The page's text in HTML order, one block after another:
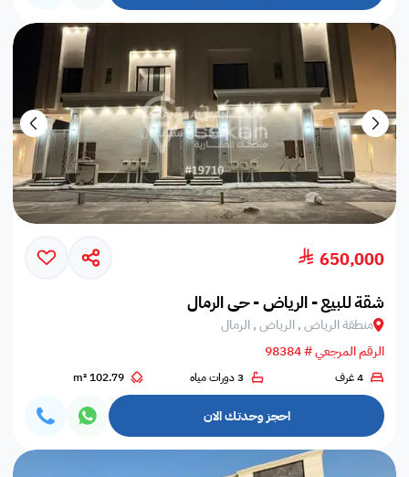
650,000
شقة للبيع - الرياض - حي الرمال
منطقة الرياض , الرياض , الرمال
الرقم المرجعي # 98384
4 غرف 3 دورات مياه 102.79 m²
احجز وحدتك الان